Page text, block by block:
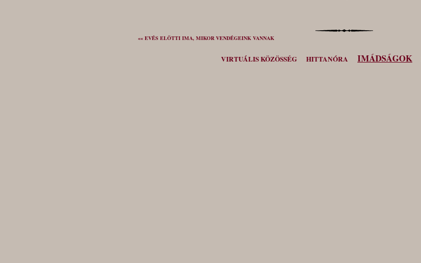
«« EVÉS ELÖTTI IMA, MIKOR VENDÉGEINK VANNAK
VIRTUÁLIS KÖZÖSSÉG HITTANÓRA IMÁDSÁGOK